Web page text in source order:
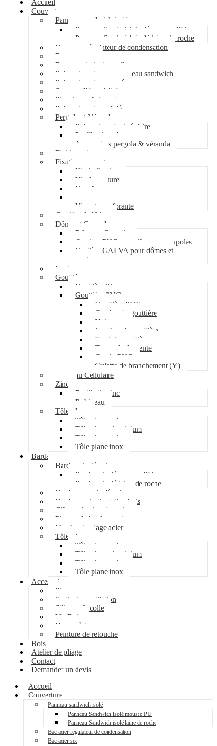
Accueil
Couverture
Panneau sandwich isolé
Panneau Sandwich isolé mousse PU
Panneau Sandwich isolé laine de roche
Bac acier régulateur de condensation
Bac acier sec
Bac acier imitation tuile
Polycarbonate pour panneau sandwich
Polycarbonate nervuré
Support d’étanchéité
Plancher collaborant
Polycarbonate ondulé
Pergola et Véranda
Polycarbonate alvéolaire
Profil polycarbonate
Accessoires pergola & véranda
Finition toiture
Fixation couverture
Kit de fixation
Vis de couture
Cavalier
Pontet
Vis auto-perforante
Costière de Velux
Dôme et Coupole
Dôme et Coupole
Costière PVC pour dômes et coupoles
Costière GALVA pour dômes et
coupoles
Lanterneau
Gouttière
Gouttière Zinc
Gouttière PVC
Gouttière PVC
Crochet de gouttière
Naissance
Jonction de gouttière
Fond de gouttière
Tuyau de descente
Coude PVC
Culotte de branchement (Y)
Bandeau Cellulaire
Zinc
Feuille de zinc
Bobineau
Tôle plane
Tôle plane acier
Tôle plane aluminium
Tôle plane galva
Tôle plane inox
Bardage
Bardage isolé acier
Bardage isolé mousse PU
Bardage isolé laine de roche
Bardage non isolé acier
Bardage acier imitation bois
Clôture de chantier acier
Plateau de bardage acier
Fixation bardage acier
Tôle plane
Tôle plane acier
Tôle plane aluminium
Tôle plane galva
Tôle plane inox
Accessoires
Pipeco
Sortie de ventilation
Silicone & colle
Vis Bois
Disque à tronçonner
Peinture de retouche
Bois
Atelier de pliage
Contact
Demander un devis
Accueil
Couverture
Panneau sandwich isolé
Panneau Sandwich isolé mousse PU
Panneau Sandwich isolé laine de roche
Bac acier régulateur de condensation
Bac acier sec